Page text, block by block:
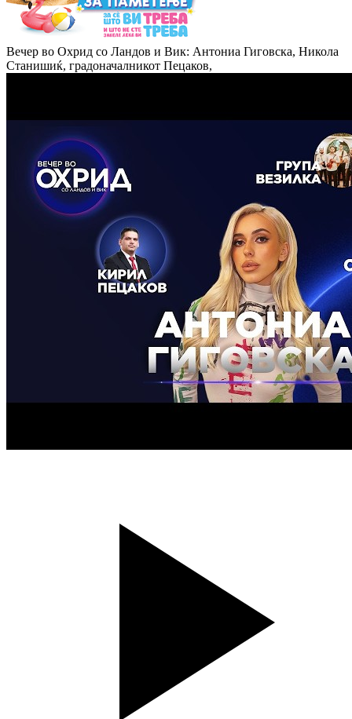
Вечер во Охрид со Ландов и Вик: Антониа Гиговска, Никола
Станишиќ, градоначалникот Пецаков,